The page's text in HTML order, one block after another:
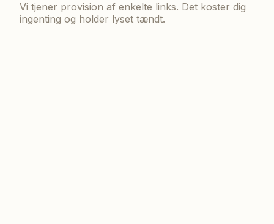
Vi tjener provision af enkelte links. Det koster dig
ingenting og holder lyset tændt.